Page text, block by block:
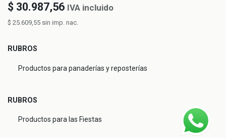
$ 30.987,56 IVA incluido
$ 25.609,55 sin imp. nac.
RUBROS
Productos para panaderías y reposterías
RUBROS
Productos para las Fiestas